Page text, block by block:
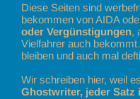
Diese Seiten sind
bekommen von AIDA
oder Vergünstigungen,
Vielfahrer auch
bleiben und auch mal
Wir schreiben hier, weil
Ghostwriter, jeder Satz